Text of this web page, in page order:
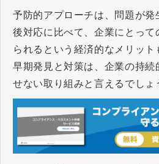
予防的アプローチは、問題が
後対応に比べて、企業にとって
られるという経済的なメリッ
早期発見と対策は、企業の持
せない取り組みと言えるでしょ